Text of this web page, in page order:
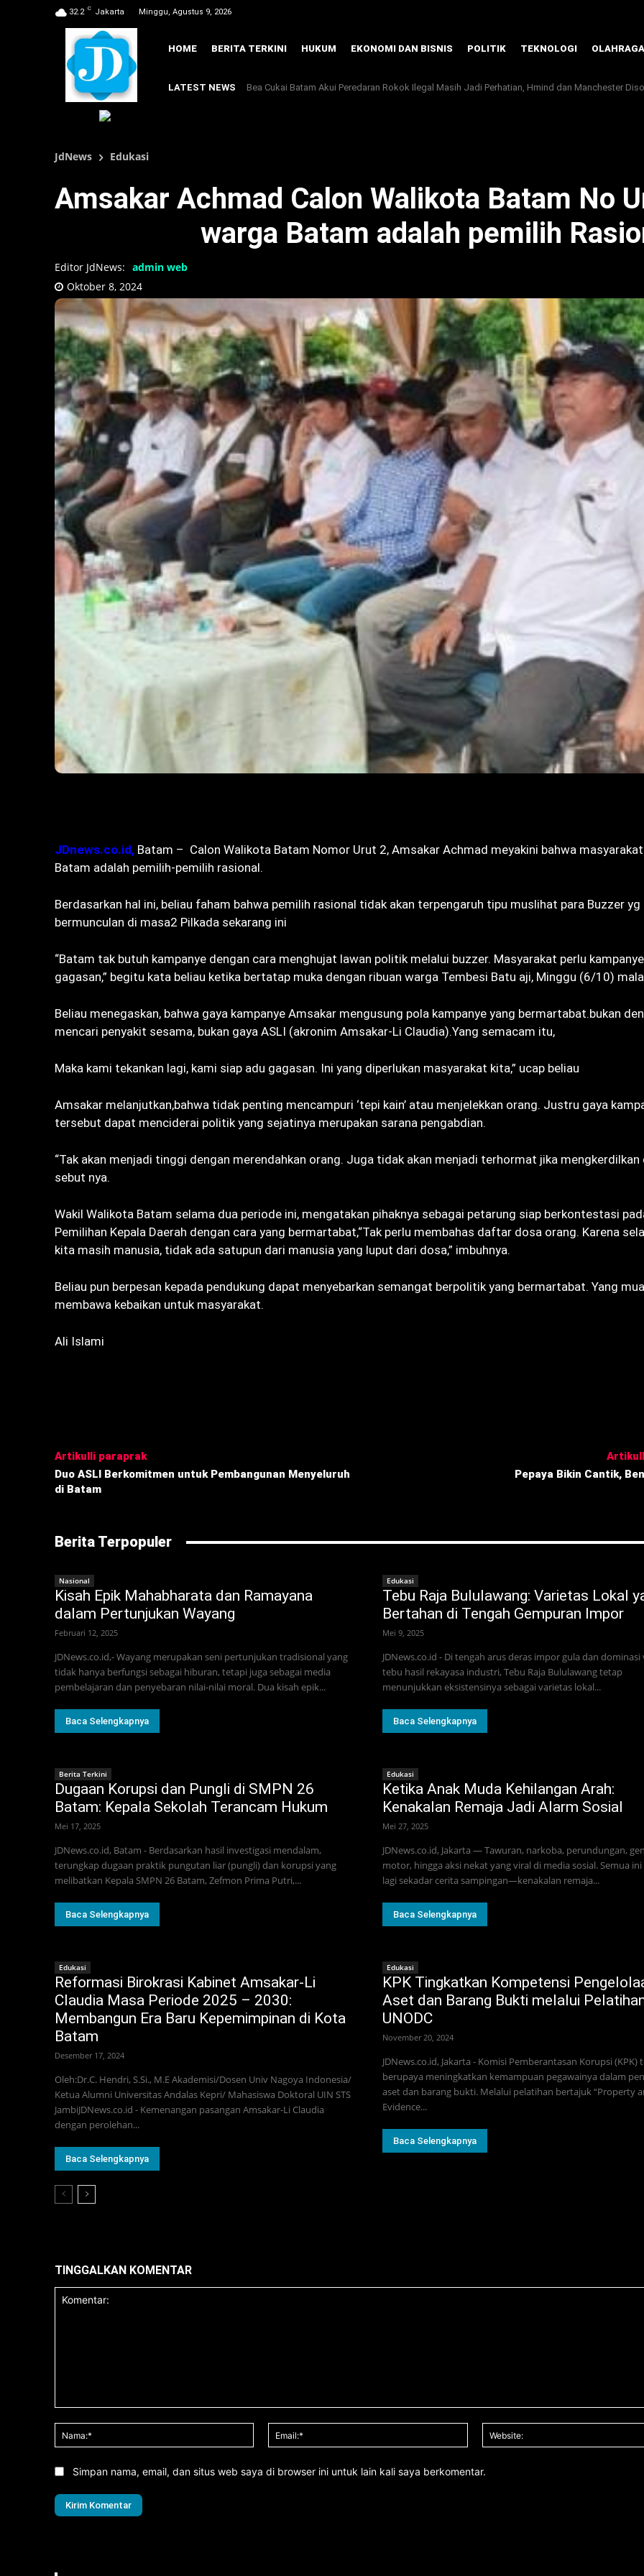
32.2 C Jakarta Minggu, Agustus 9, 2026
HOME BERITA TERKINI HUKUM EKONOMI DAN BISNIS POLITIK TEKNOLOGI OLAHRAGA
LATEST NEWS Bea Cukai Batam Akui Peredaran Rokok Ilegal Masih Jadi Perhatian, Hmind dan Manchester
JdNews Edukasi
Amsakar Achmad Calon Walikota Batam No
warga Batam adalah pemilih
Editor JdNews: admin web
Oktober 8, 2024
JDnews.co.id, Batam – Calon Walikota Batam Nomor Urut 2, Amsakar Achmad meyakini bahwa masyarakat
Batam adalah pemilih-pemilih rasional.
Berdasarkan hal ini, beliau faham bahwa pemilih rasional tidak akan terpengaruh tipu muslihat para Buzzer yg
bermunculan di masa2 Pilkada sekarang ini
“Batam tak butuh kampanye dengan cara menghujat lawan politik melalui buzzer. Masyarakat perlu
gagasan,” begitu kata beliau ketika bertatap muka dengan ribuan warga Tembesi Batu aji, Minggu (6/10)
Beliau menegaskan, bahwa gaya kampanye Amsakar mengusung pola kampanye yang bermartabat.bukan
mencari penyakit sesama, bukan gaya ASLI (akronim Amsakar-Li Claudia).Yang semacam itu,
Maka kami tekankan lagi, kami siap adu gagasan. Ini yang diperlukan masyarakat kita,” ucap beliau
Amsakar melanjutkan,bahwa tidak penting mencampuri ‘tepi kain’ atau menjelekkan orang. Justru gaya
tersebut dapat menciderai politik yang sejatinya merupakan sarana pengabdian.
“Tak akan menjadi tinggi dengan merendahkan orang. Juga tidak akan menjadi terhormat jika mengkerdilkan
sebut nya.
Wakil Walikota Batam selama dua periode ini, mengatakan pihaknya sebagai petarung siap berkontestasi
Pemilihan Kepala Daerah dengan cara yang bermartabat,“Tak perlu membahas daftar dosa orang. Karena
kita masih manusia, tidak ada satupun dari manusia yang luput dari dosa,” imbuhnya.
Beliau pun berpesan kepada pendukung dapat menyebarkan semangat berpolitik yang bermartabat. Yang
membawa kebaikan untuk masyarakat.
Ali Islami
Artikulli paraprak
Duo ASLI Berkomitmen untuk Pembangunan Menyeluruh
di Batam
Pepaya Bikin Cantik,
Berita Terpopuler
Nasional
Kisah Epik Mahabharata dan Ramayana
dalam Pertunjukan Wayang
Februari 12, 2025
JDNews.co.id,- Wayang merupakan seni pertunjukan tradisional yang
tidak hanya berfungsi sebagai hiburan, tetapi juga sebagai media
pembelajaran dan penyebaran nilai-nilai moral. Dua kisah epik...
Baca Selengkapnya
Edukasi
Tebu Raja Bululawang: Varietas Lokal
Bertahan di Tengah Gempuran Impor
Mei 9, 2025
JDNews.co.id - Di tengah arus deras impor gula dan dominasi
tebu hasil rekayasa industri, Tebu Raja Bululawang tetap
menunjukkan eksistensinya sebagai varietas lokal...
Baca Selengkapnya
Berita Terkini
Dugaan Korupsi dan Pungli di SMPN 26
Batam: Kepala Sekolah Terancam Hukum
Mei 17, 2025
JDNews.co.id, Batam - Berdasarkan hasil investigasi mendalam,
terungkap dugaan praktik pungutan liar (pungli) dan korupsi yang
melibatkan Kepala SMPN 26 Batam, Zefmon Prima Putri,...
Baca Selengkapnya
Edukasi
Ketika Anak Muda Kehilangan Arah:
Kenakalan Remaja Jadi Alarm Sosial
Mei 27, 2025
JDNews.co.id, Jakarta — Tawuran, narkoba, perundungan,
motor, hingga aksi nekat yang viral di media sosial. Semua
lagi sekadar cerita sampingan—kenakalan remaja...
Baca Selengkapnya
Edukasi
Reformasi Birokrasi Kabinet Amsakar-Li
Claudia Masa Periode 2025 – 2030:
Membangun Era Baru Kepemimpinan di Kota
Batam
Desember 17, 2024
Oleh:Dr.C. Hendri, S.Si., M.E Akademisi/Dosen Univ Nagoya Indonesia/
Ketua Alumni Universitas Andalas Kepri/ Mahasiswa Doktoral UIN STS
JambiJDNews.co.id - Kemenangan pasangan Amsakar-Li Claudia
dengan perolehan...
Baca Selengkapnya
Edukasi
KPK Tingkatkan Kompetensi
Aset dan Barang Bukti melalui
UNODC
November 20, 2024
JDNews.co.id, Jakarta - Komisi Pemberantasan Korupsi (KPK)
berupaya meningkatkan kemampuan pegawainya dalam
aset dan barang bukti. Melalui pelatihan bertajuk “Property
Evidence...
Baca Selengkapnya
TINGGALKAN KOMENTAR
Nama:*
Email:*
Simpan nama, email, dan situs web saya di browser ini untuk lain kali saya berkomentar.